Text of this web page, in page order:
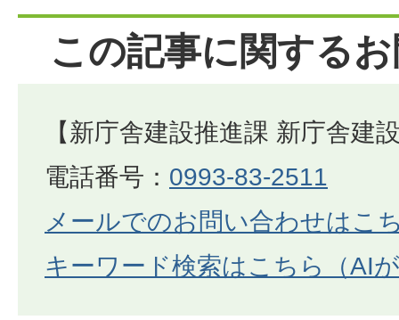
この記事に関する
【新庁舎建設推進課 新庁舎建
電話番号： 0993-83-2511
メールでのお問い合わせはこ
キーワード検索はこちら（AI